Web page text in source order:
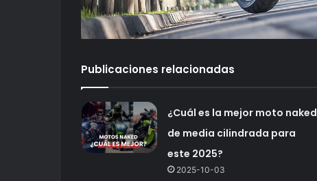
Publicaciones relacionadas
¿Cuál es la mejor moto naked
de media cilindrada para
este 2025?
2025-10-03